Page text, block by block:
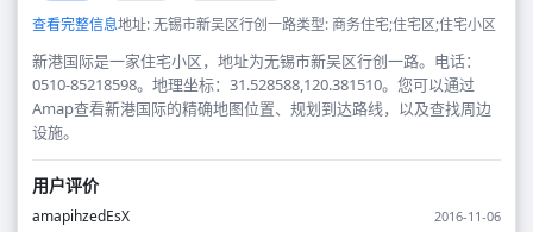
查看完整信息地址: 无锡市新吴区行创一路类型: 商务住宅;住宅区;住宅小区
新港国际是一家住宅小区，地址为无锡市新吴区行创一路。电话：
0510-85218598。地理坐标：31.528588,120.381510。您可以通过
Amap查看新港国际的精确地图位置、规划到达路线，以及查找周边
设施。
用户评价
amapihzedEsX
2016-11-06